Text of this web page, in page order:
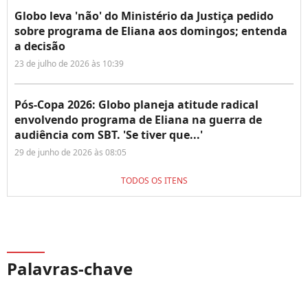
Globo leva 'não' do Ministério da Justiça pedido
sobre programa de Eliana aos domingos; entenda
a decisão
23 de julho de 2026 às 10:39
Pós-Copa 2026: Globo planeja atitude radical
envolvendo programa de Eliana na guerra de
audiência com SBT. 'Se tiver que...'
29 de junho de 2026 às 08:05
TODOS OS ITENS
Palavras-chave